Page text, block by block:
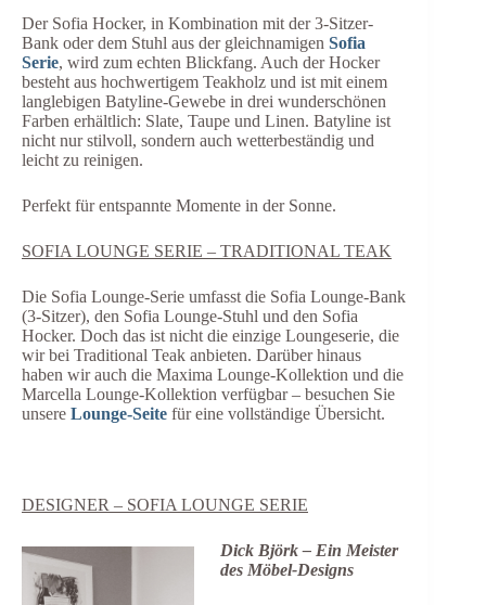
Der Sofia Hocker, in Kombination mit der 3-Sitzer-
Bank oder dem Stuhl aus der gleichnamigen Sofia
Serie, wird zum echten Blickfang. Auch der Hocker
besteht aus hochwertigem Teakholz und ist mit einem
langlebigen Batyline-Gewebe in drei wunderschönen
Farben erhältlich: Slate, Taupe und Linen. Batyline ist
nicht nur stilvoll, sondern auch wetterbeständig und
leicht zu reinigen.
Perfekt für entspannte Momente in der Sonne.
SOFIA LOUNGE SERIE – TRADITIONAL TEAK
Die Sofia Lounge-Serie umfasst die Sofia Lounge-Bank
(3-Sitzer), den Sofia Lounge-Stuhl und den Sofia
Hocker. Doch das ist nicht die einzige Loungeserie, die
wir bei Traditional Teak anbieten. Darüber hinaus
haben wir auch die Maxima Lounge-Kollektion und die
Marcella Lounge-Kollektion verfügbar – besuchen Sie
unsere Lounge-Seite für eine vollständige Übersicht.
DESIGNER – SOFIA LOUNGE SERIE
Dick Björk – Ein Meister
des Möbel-Designs